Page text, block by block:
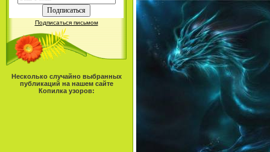
Подписаться письмом
Несколько случайно выбранных
публикаций на нашем сайте
Копилка узоров: